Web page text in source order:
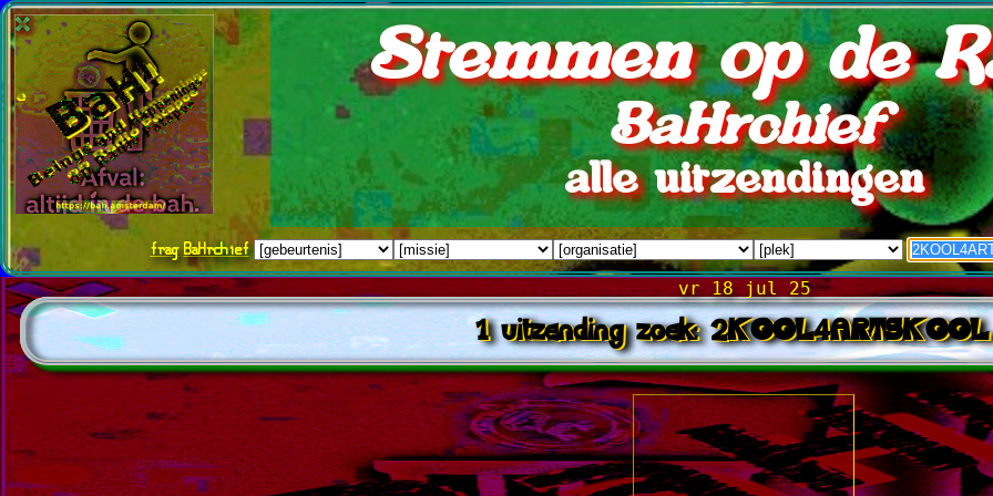
Stemmen op de
BaHrchief
alle uitzendingen
fragBaHrchief
1 uitzending zoek: 2KOOL4ARTSKOOL
vr 18 jul 25